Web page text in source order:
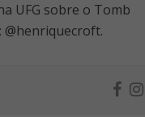
UFG sobre o Tomb
@henriquecroft.